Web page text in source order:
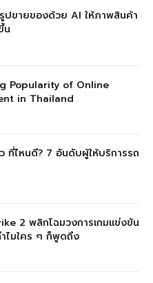
ปขายของด้วย AI ให้ภาพสินค้า
น
Popularity of Online
in Thailand
ว ที่ไหนดี? 7 อันดับผู้ให้บริการรถ
2 พลิกโฉมวงการเกมแข่งขัน
ำไมใคร ๆ ก็พูดถึง